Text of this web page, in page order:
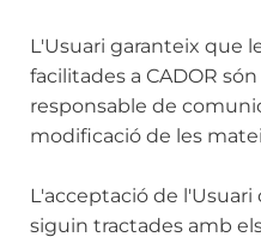
L'Usuari garanteix que
facilitades a CADOR són
responsable de
modificació de les
L'acceptació de l'Usuari
siguin tractades amb